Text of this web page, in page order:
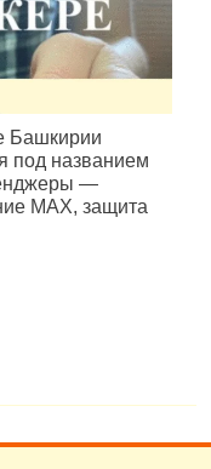
Башкирии
под названием
—
MAX, защита